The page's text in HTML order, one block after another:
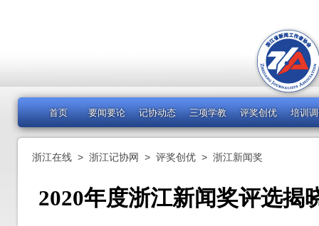
首页 要闻要论 记协动态 三项学教 评奖创优 培训
浙江在线 > 浙江记协网 > 评奖创优 > 浙江新闻奖
2020年度浙江新闻奖评选揭